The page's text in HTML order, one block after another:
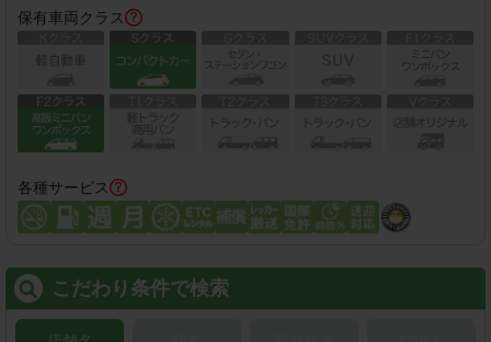
保有車両クラス
各種サービス
こだわり条件で検索